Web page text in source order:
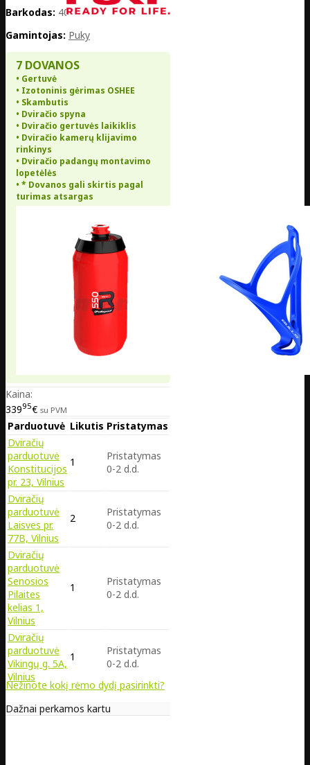
Barkodas: 4015731043390
Gamintojas: Puky
7 DOVANOS
• Gertuvė
• Izotoninis gėrimas OSHEE
• Skambutis
• Dviračio spyna
• Dviračio gertuvės laikiklis
• Dviračio kamerų klijavimo
rinkinys
• Dviračio padangų montavimo
lopetėlės
• * Dovanos gali skirtis pagal
turimas atsargas
Kaina:
33995€ su PVM
Parduotuvė Likutis Pristatymas
Dviračių
parduotuvė
Konstitucijos
pr. 23, Vilnius
1
Pristatymas
0-2 d.d.
Dviračių
parduotuvė
Laisves pr.
77B, Vilnius
2
Pristatymas
0-2 d.d.
Dviračių
parduotuvė
Senosios
Pilaites
kelias 1,
Vilnius
1
Pristatymas
0-2 d.d.
Dviračių
parduotuvė
Vikingų g. 5A,
Vilnius
1
Pristatymas
0-2 d.d.
Nežinote kokį rėmo dydį pasirinkti?
Dažnai perkamos kartu